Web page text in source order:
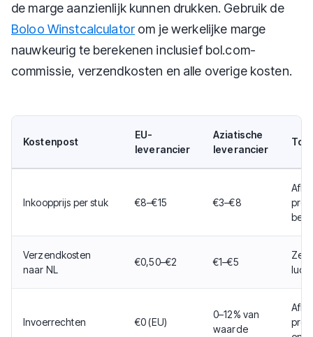
de marge aanzienlijk kunnen drukken. Gebruik de
Boloo Winstcalculator om je werkelijke marge
nauwkeurig te berekenen inclusief bol.com-
commissie, verzendkosten en alle overige kosten.
Kostenpost
EU-
leverancier
Aziatische
leverancier
Inkoopprijs per stuk €8–€15 €3–€8
Verzendkosten
naar NL
€0,50–€2 €1–€5
Invoerrechten €0 (EU)
0–12% van
waarde